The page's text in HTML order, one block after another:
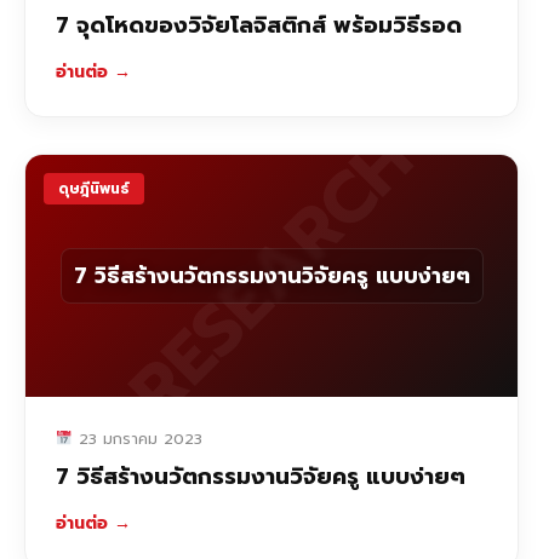
7 จุดโหดของวิจัยโลจิสติกส์ พร้อมวิธีรอด
อ่านต่อ →
ดุษฎีนิพนธ์
7 วิธีสร้างนวัตกรรมงานวิจัยครู แบบง่ายๆ
RESEARCH
23 มกราคม 2023
7 วิธีสร้างนวัตกรรมงานวิจัยครู แบบง่ายๆ
อ่านต่อ →